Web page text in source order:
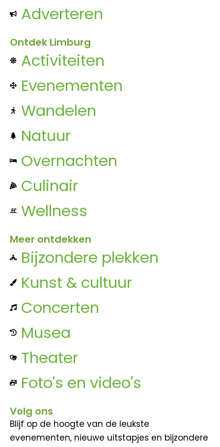
Adverteren
Ontdek Limburg
Activiteiten
Evenementen
Wandelen
Natuur
Overnachten
Culinair
Wellness
Meer ontdekken
Bijzondere plekken
Kunst & cultuur
Concerten
Musea
Theater
Foto's en video's
Volg ons
Blijf op de hoogte van de leukste
evenementen, nieuwe uitstapjes en bijzondere